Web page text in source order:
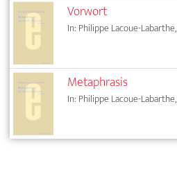
Vorwort
In: Philippe Lacoue-Labarthe,
Metaphrasis
In: Philippe Lacoue-Labarthe,